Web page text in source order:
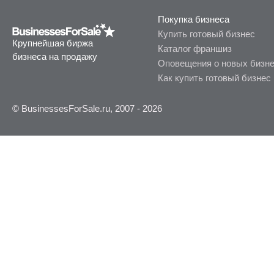
Крупнейшая биржа
бизнеса на продажу
Покупка бизнеса
Купить готовый бизнес
Каталог франшиз
Оповещения о новых
Как купить готовый бизнес
© BusinessesForSale.ru, 2007 - 2026